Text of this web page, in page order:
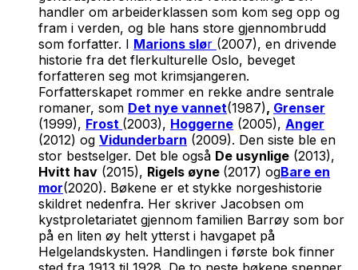
handler om arbeiderklassen som kom seg opp og
fram i verden, og ble hans store gjennombrudd
som forfatter. I Marions slør (2007), en drivende
historie fra det flerkulturelle Oslo, beveget
forfatteren seg mot krimsjangeren.
Forfatterskapet rommer en rekke andre sentrale
romaner, som Det nye vannet(1987), Grenser
(1999), Frost (2003), Hoggerne (2005), Anger
(2012) og Vidunderbarn (2009). Den siste ble en
stor bestselger. Det ble også De usynlige (2013),
Hvitt hav (2015), Rigels øyne (2017) ogBare en
mor(2020). Bøkene er et stykke norgeshistorie
skildret nedenfra. Her skriver Jacobsen om
kystproletariatet gjennom familien Barrøy som bor
på en liten øy helt ytterst i havgapet på
Helgelandskysten. Handlingen i første bok finner